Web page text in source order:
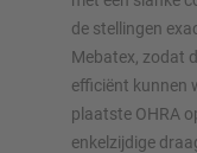
de stellingen
Mebatex, zodat
efficiënt kunnen
plaatste OHRA
enkelzijdige